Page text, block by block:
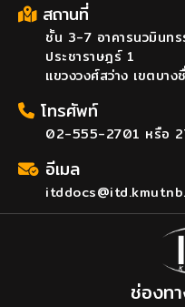
สถานที่
ชั้น 3-7 อาคารนวมินท
ประชาราษฎร์ 1
แขวงวงศ์สว่าง เขตบา
โทรศัพท์
02-555-2701 หรือ
อีเมล
ช่องท